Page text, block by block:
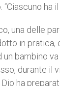
“Ciascuno ha
una delle
in pratica,
un bambino
durante il
ha